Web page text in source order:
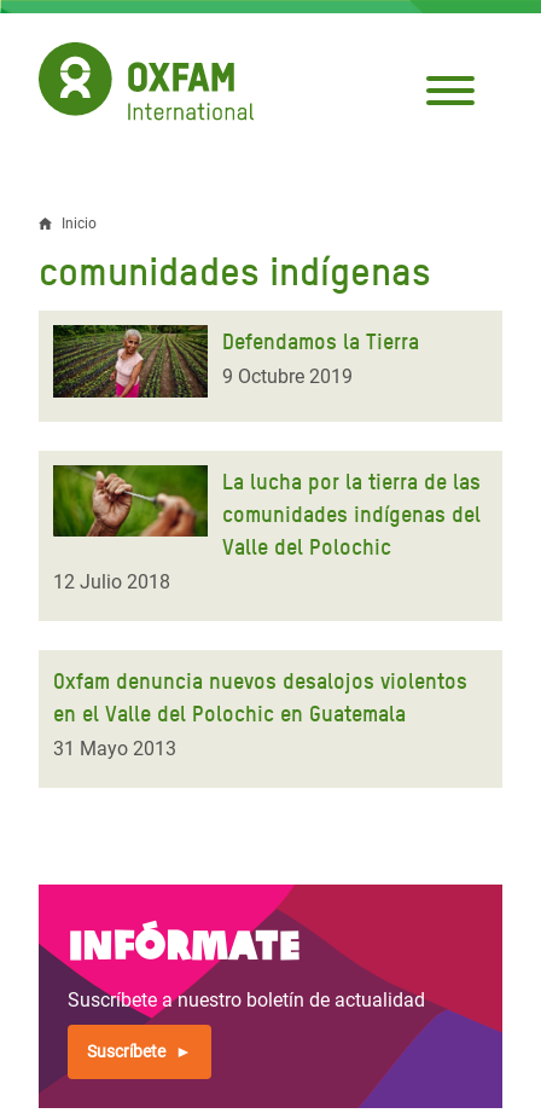
Pasar
contenido
principal
Sobrescribir
enlaces
de
ayuda
a
la
navegación
Inicio
comunidades indígenas
Defendamos la Tierra
9 Octubre 2019
La lucha por la tierra de las
comunidades indígenas del
Valle del Polochic
12 Julio 2018
Oxfam denuncia nuevos desalojos violentos
en el Valle del Polochic en Guatemala
31 Mayo 2013
Infórmate
Suscríbete a nuestro boletín de actualidad
Suscríbete